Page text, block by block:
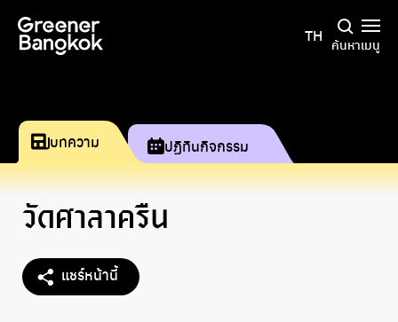
TH ค้นหาเมนู
บทความ ปฏิทินกิจกรรม
วัดศาลาครืน
แชร์หน้านี้